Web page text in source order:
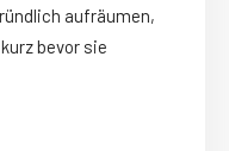
aufräumen,
bevor sie